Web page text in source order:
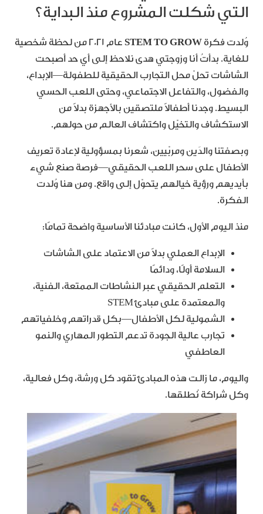
التي شكلت المشروع منذ البداية؟
وُلدت فكرة STEM TO GROW
عام 2021 من لحظة شخصية
للغاية. بدأتُ أنا وزوجتي هدى نلاحظ إلى أي حد أصبحت
الشاشات تحلّ محل التجارب الحقيقية للطفولة—الإبداع،
والفضول، والتفاعل الاجتماعي، وحتى اللعب الحسي
البسيط. وجدنا أطفالاً ملتصقين بالأجهزة بدلاً من
الاستكشاف والتخيّل واكتشاف العالم من حولهم.
وبصفتنا والدَين ومربّيين، شعرنا بمسؤولية لإعادة تعريف
الأطفال على سحر اللعب الحقيقي—فرصة صنع شيء
بأيديهم ورؤية خيالهم يتحوّل إلى واقع. ومن هنا وُلدت
الفكرة.
منذ اليوم الأول، كانت مبادئنا الأساسية واضحة تمامًا:
الإبداع العملي بدلاً من الاعتماد على الشاشات
السلامة أولًا، ودائمًا
التعلم الحقيقي عبر النشاطات الممتعة، الفنية،
والمعتمدة على مبادئ STEM
الشمولية لكل الأطفال—بكل قدراتهم وخلفياتهم
تجارب عالية الجودة تدعم التطور المهاري والنمو
العاطفي
واليوم، ما زالت هذه المبادئ تقود كل ورشة، وكل فعالية،
وكل شراكة نُطلقها.